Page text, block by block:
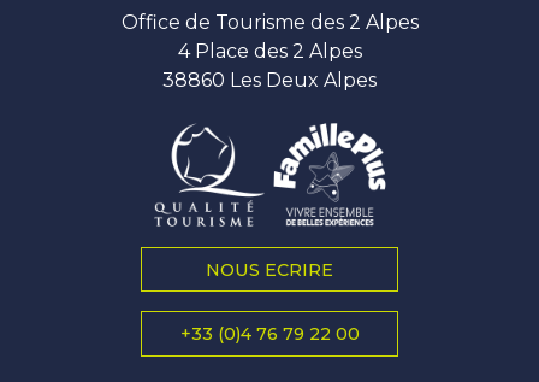
Office de Tourisme des 2 Alpes
4 Place des 2 Alpes
38860 Les Deux Alpes
NOUS ECRIRE
+33 (0)4 76 79 22 00